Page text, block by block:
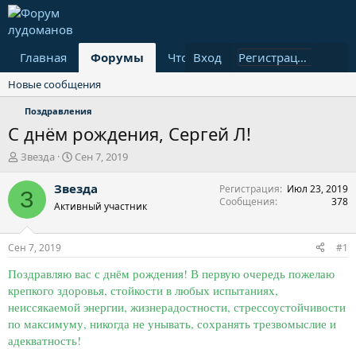
Главная Форумы Что нового?
Вход Регистрация
Новые сообщения
Поздравления
С днём рождения, Сергей Л!
А
т
о
т
м
ы
Звезда
Д
т
н
а
л
Сен 7, 2019
З Звезда
Активный участник
Регистрация
Июл 23, 2019
Сообщения
378
Сен 7, 2019 #1
Поздравляю вас с днём рождения! В первую очередь пожелаю
крепкого здоровья, стойкости в любых испытаниях,
неиссякаемой энергии, жизнерадостности, стрессоустойчивости
по максимуму, никогда не унывать, сохранять трезвомыслие и
адекватность!